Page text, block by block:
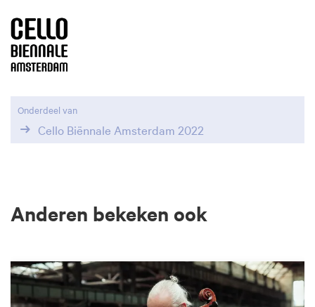
Onderdeel van
Cello Biënnale Amsterdam 2022
Anderen bekeken ook